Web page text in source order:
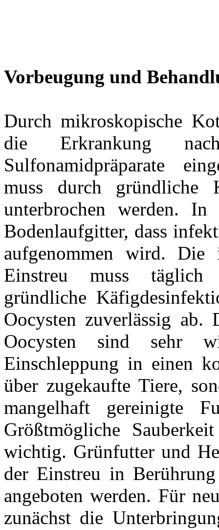
Vorbeugung und
Durch mikroskopische
die Erkrankung
Sulfonamidpräparate
muss durch gründliche
unterbrochen werden. In
Bodenlaufgitter, dass
aufgenommen wird.
Einstreu muss täglich
gründliche
Oocysten zuverlässig ab.
Oocysten sind sehr
Einschleppung in einen
über zugekaufte Tiere,
mangelhaft gereinigte
Größtmögliche
wichtig. Grünfutter und
der Einstreu in
angeboten werden. Für
zunächst die